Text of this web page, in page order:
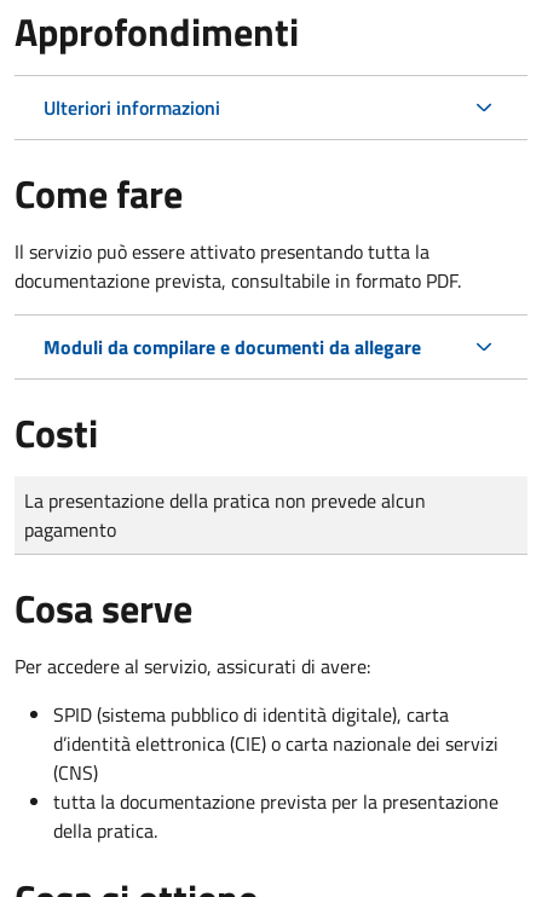
Approfondimenti
Ulteriori informazioni
Come fare
Il servizio può essere attivato presentando tutta la
documentazione prevista, consultabile in formato PDF.
Moduli da compilare e documenti da allegare
Costi
Tipo di pagamento
Importo
La presentazione della pratica non prevede alcun
pagamento
Cosa serve
Per accedere al servizio, assicurati di avere:
SPID (sistema pubblico di identità digitale), carta
d’identità elettronica (CIE) o carta nazionale dei servizi
(CNS)
tutta la documentazione prevista per la presentazione
della pratica.